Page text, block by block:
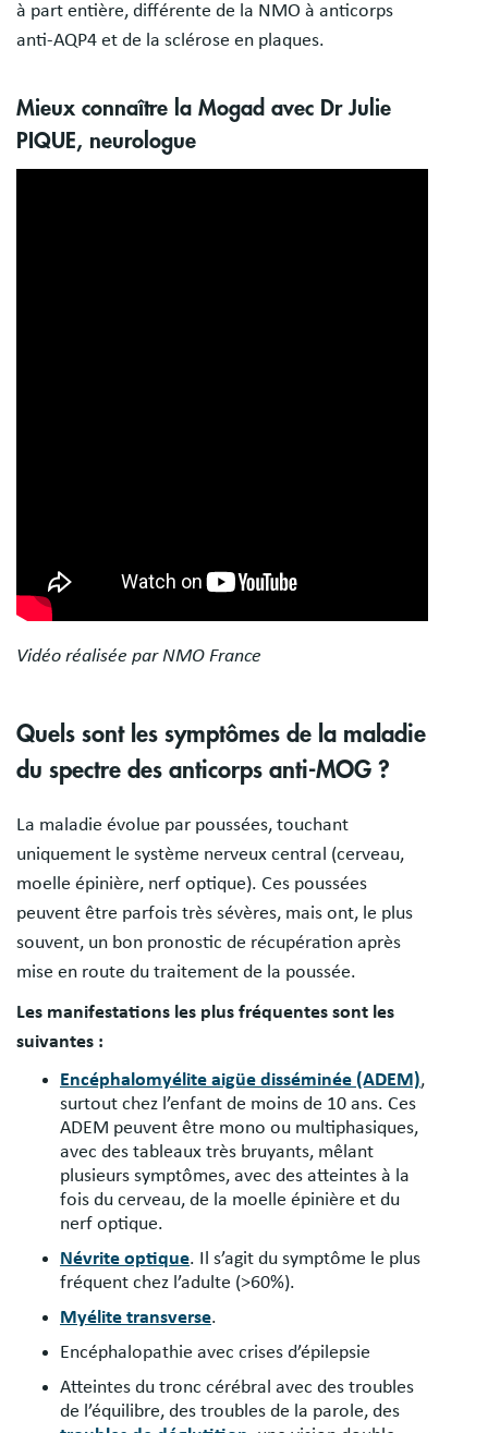
à part entière, différente de la NMO à anticorps
anti-AQP4 et de la sclérose en plaques.
Mieux connaître la Mogad avec Dr Julie
PIQUE, neurologue
Vidéo réalisée par NMO France
Quels sont les symptômes de la maladie
du spectre des anticorps anti-MOG ?
La maladie évolue par poussées, touchant
uniquement le système nerveux central (cerveau,
moelle épinière, nerf optique). Ces poussées
peuvent être parfois très sévères, mais ont, le plus
souvent, un bon pronostic de récupération après
mise en route du traitement de la poussée.
Les manifestations les plus fréquentes sont les
suivantes :
Encéphalomyélite aigüe disséminée (ADEM),
surtout chez l’enfant de moins de 10 ans. Ces
ADEM peuvent être mono ou multiphasiques,
avec des tableaux très bruyants, mêlant
plusieurs symptômes, avec des atteintes à la
fois du cerveau, de la moelle épinière et du
nerf optique.
Névrite optique. Il s’agit du symptôme le plus
fréquent chez l’adulte (>60%).
Myélite transverse.
Encéphalopathie avec crises d’épilepsie
Atteintes du tronc cérébral avec des troubles
de l’équilibre, des troubles de la parole, des